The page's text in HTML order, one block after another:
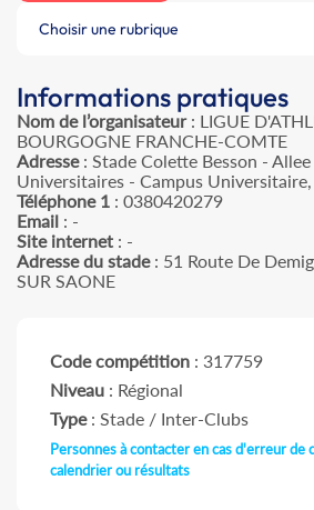
Choisir une rubrique
Informations pratiques
Nom de l’organisateur: LIGUE
BOURGOGNE FRANCHE-COMTE
Adresse: Stade Colette Besson - Allee
Universitaires - Campus
Téléphone 1 : 0380420279
Email : -
Site internet : -
Adresse du stade: 51 Route De
SUR SAONE
Code compétition : 317759
Niveau : Régional
Type: Stade / Inter-Clubs
Personnes à contacter en cas d'erreur de
calendrier ou résultats